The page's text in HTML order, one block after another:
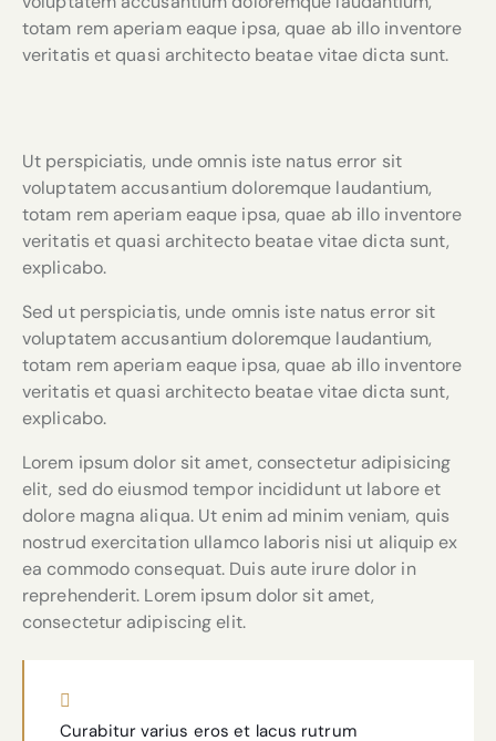
totam rem aperiam eaque ipsa, quae ab illo inventore
veritatis et quasi architecto beatae vitae dicta sunt.
Ut perspiciatis, unde omnis iste natus error sit
voluptatem accusantium doloremque laudantium,
totam rem aperiam eaque ipsa, quae ab illo inventore
veritatis et quasi architecto beatae vitae dicta sunt,
explicabo.
Sed ut perspiciatis, unde omnis iste natus error sit
voluptatem accusantium doloremque laudantium,
totam rem aperiam eaque ipsa, quae ab illo inventore
veritatis et quasi architecto beatae vitae dicta sunt,
explicabo.
Lorem ipsum dolor sit amet, consectetur adipisicing
elit, sed do eiusmod tempor incididunt ut labore et
dolore magna aliqua. Ut enim ad minim veniam, quis
nostrud exercitation ullamco laboris nisi ut aliquip ex
ea commodo consequat. Duis aute irure dolor in
reprehenderit. Lorem ipsum dolor sit amet,
consectetur adipiscing elit.
Curabitur varius eros et lacus rutrum